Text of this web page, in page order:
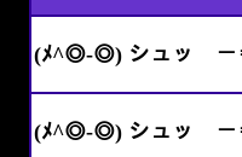
(ﾒ^◎-◎) シュッ －
(ﾒ^◎-◎) シュッ －